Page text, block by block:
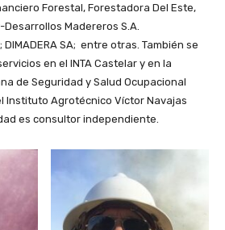
Forestal, Forestadora Del Este,
Madereros S.A.
SA; entre otras. También se
en el INTA Castelar y en la
de Seguridad y Salud Ocupacional
Instituto Agrotécnico Víctor Navajas
es consultor independiente.